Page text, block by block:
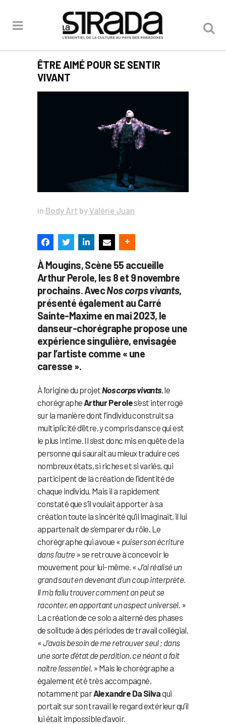
ÊTRE AIMÉ POUR SE SENTIR
VIVANT
in Body Art by Valérie Juan
À Mougins, Scène 55 accueille
Arthur Perole, les 8 et 9 novembre
prochains. AvecNos corps vivants,
présenté également au Carré
Sainte-Maxime en mai 2023, le
danseur-chorégraphe propose une
expérience singulière, envisagée
par l’artiste comme « une
caresse ».
À l’origine du projet Nos corps vivants, le
chorégraphe Arthur Peroles’est interrogé
sur la manière dont l’individu construit sa
multiplicité d’être, y compris dans ce qui est
le plus intime. Il s’est donc mis en quête de la
personne qui saurait au mieux traduire ces
nombreux états, si riches et si variés, qui
participent de la création de l’identité de
chaque individu. Mais il a rapidement
constaté que s’il voulait apporter à sa
création toute la sincérité qu’il imaginait, il lui
appartenait de s’emparer du rôle. Le
chorégraphe qui avoue « puiser son écriture
dans l’autre » se retrouve à concevoir le
mouvement pour lui-même. «J’ai réalisé un
grand saut en devenant d’un coup interprète.
Il m’a fallu trouver comment on peut se
raconter, en apportant un aspect universel. »
La création de ce solo a alterné des phases
de solitude à des périodes de travail collégial.
«J’avais besoin de me retrouver seul ; dans
une sorte d’état de perdition, ce néant a fait
naître l’essentiel. » Mais le chorégraphe a
également été très accompagné,
notamment parAlexandre Da Silvaqui
portait sur son travail le regard extérieur qu’il
lui était impossible d’avoir.